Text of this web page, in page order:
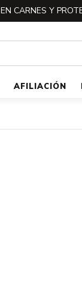
EN CARNES Y
AFILIACIÓN